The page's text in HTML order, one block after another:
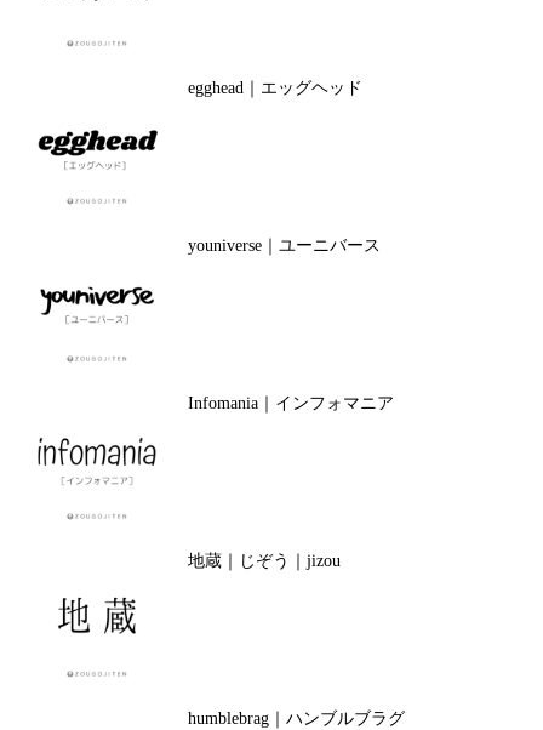
egghead｜エッグヘッド
youniverse｜ユーニバース
Infomania｜インフォマニア
地蔵｜じぞう｜jizou
humblebrag｜ハンブルブラグ